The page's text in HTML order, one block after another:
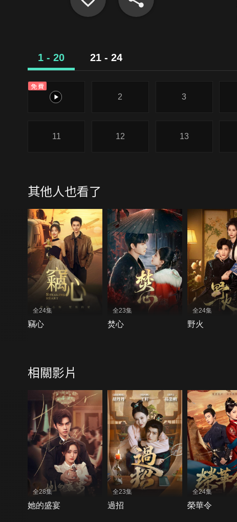
1 - 20 21 - 24
免費
1
2 3
11 12 13
其他人也看了
全24集
竊心
全23集
焚心
全24集
野火
相關影片
全28集
她的盛宴
全23集
過招
全24集
榮華令